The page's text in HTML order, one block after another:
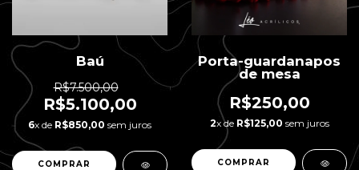
Baú
R$7.500,00
R$5.100,00
6x de R$850,00 sem juros
Porta-guardanapos
de mesa
R$250,00
2x de R$125,00 sem juros